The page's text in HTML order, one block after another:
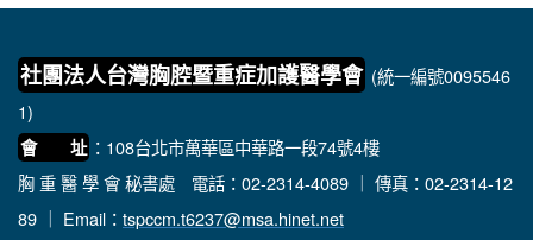
社團法人台灣胸腔暨重症加護醫學會 (統一編號0095546
1)
會 址 ：108台北市萬華區中華路一段74號4樓
胸 重 醫 學 會 秘書處 電話：02-2314-4089 ｜ 傳真：02-2314-12
89 ｜ Email： tspccm.t6237@msa.hinet.net